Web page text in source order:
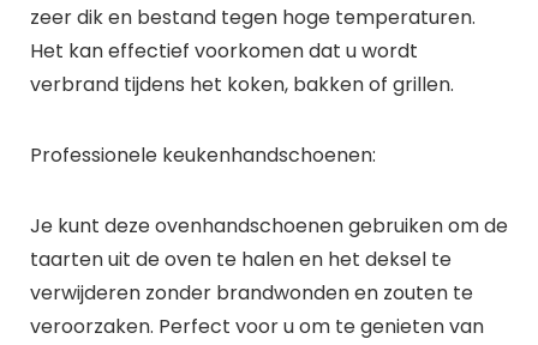
zeer dik en bestand tegen hoge temperaturen.
Het kan effectief voorkomen dat u wordt
verbrand tijdens het koken, bakken of grillen.
Professionele keukenhandschoenen:
Je kunt deze ovenhandschoenen gebruiken om de
taarten uit de oven te halen en het deksel te
verwijderen zonder brandwonden en zouten te
veroorzaken. Perfect voor u om te genieten van